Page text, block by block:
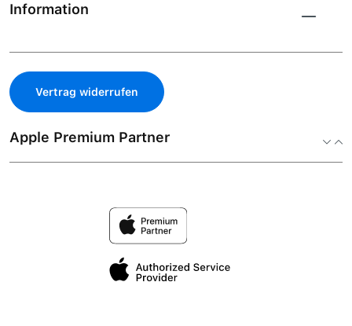
Information
Vertrag widerrufen
Apple Premium Partner